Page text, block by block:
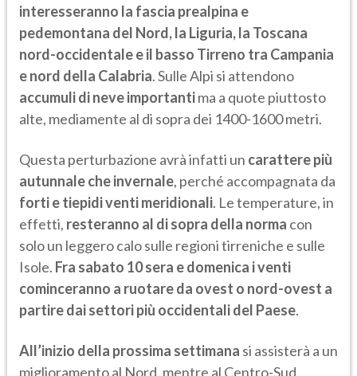
interesseranno la fascia prealpina e
pedemontana del Nord, la Liguria, la Toscana
nord-occidentale e il basso Tirreno tra Campania
e nord della Calabria. Sulle Alpi si attendono
accumuli di neve importantima a quote piuttosto
alte, mediamente al di sopra dei 1400-1600 metri.
Questa perturbazione avrà infatti un carattere più
autunnale che invernale, perché accompagnata da
forti e tiepidi venti meridionali. Le temperature, in
effetti, resteranno al di sopra della norma con
solo un leggero calo sulle regioni tirreniche e sulle
Isole. Fra sabato 10 sera e domenica i venti
cominceranno a ruotare da ovest o nord-ovest a
partire dai settori più occidentali del Paese.
All’inizio della prossima settimana si assisterà a un
miglioramento al Nord, mentre al Centro-Sud